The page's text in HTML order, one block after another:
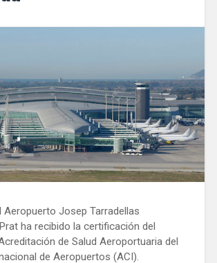
Aeropuerto Josep Tarradellas
ha recibido la certificación del
de Salud Aeroportuaria del
de Aeropuertos (ACI).